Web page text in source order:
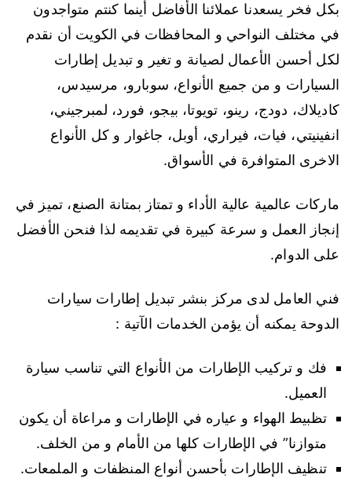
بكل فخر يسعدنا عملائنا الأفاضل أينما كنتم متواجدون
في مختلف النواحي و المحافظات في الكويت أن نقدم
لكل أحسن الأعمال لصيانة و تغير و تبديل إطارات
السيارات و من جميع الأنواع، سوبارو، مرسيدس،
كاديلاك، دودج، رينو، تويوتا، بيجو، فورد، لمبرجيني،
انفينيتي، فيات، فيراري، أوبل، جاغوار و كل الأنواع
الاخرى المتوافرة في الأسواق.
ماركات عالمية عالية الأداء و تمتاز بمتانة الصنع، تميز في
إنجاز العمل و سرعة كبيرة في تقديمه لذا فنحن الأفضل
على الدوام.
فني العامل لدى مركز بنشر تبديل إطارات سيارات
الدوحة يمكنه أن يؤمن الخدمات الآتية :
فك و تركيب الإطارات من الأنواع التي تناسب سيارة
العميل.
تظبيط الهواء و عياره في الإطارات و مراعاة أن يكون
متوازنا” في الإطارات كلها من الأمام و من الخلف.
تنظيف الإطارات بأحسن أنواع المنظفات و الملمعات.